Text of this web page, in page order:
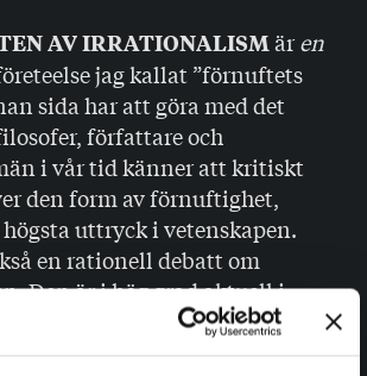
AV IRRATIONALISMären
jag kallat ”förnuftets
sida har att göra med det
författare och
i vår tid känner att kritiskt
den form av förnuftighet,
uttryck i vetenskapen.
en rationell debatt om
Den är i hög grad aktuell i
psykologi, kulturantro­